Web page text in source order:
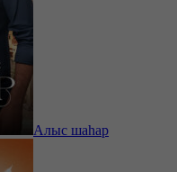
Алыс шаһар